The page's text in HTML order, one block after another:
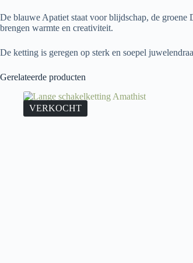
De blauwe Apatiet staat voor blijdschap, de groene
brengen warmte en creativiteit.
De ketting is geregen op sterk en soepel
Gerelateerde producten
VERKOCHT